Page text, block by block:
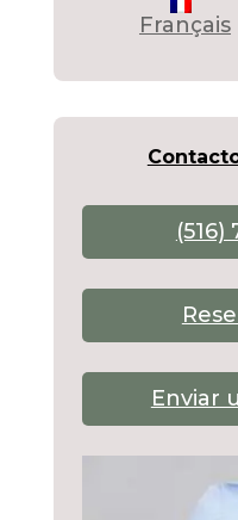
Français
(516)
Enviar